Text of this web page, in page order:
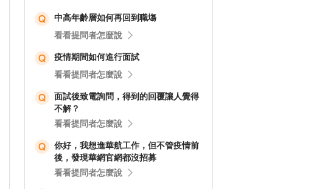
中高年齡層如何再回到職塲
看看提問者怎麼說
疫情期間如何進行面試
看看提問者怎麼說
面試後致電詢問，得到的回覆讓人覺得
不解？
看看提問者怎麼說
你好，我想進華航工作，但不管疫情前
後，發現華網官網都沒招募
看看提問者怎麼說